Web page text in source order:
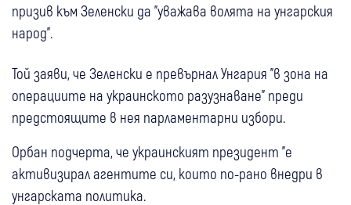
призив към Зеленски да "уважава волята на унгарския
народ".
Той заяви, че Зеленски е превърнал Унгария "в зона на
операциите на украинското разузнаване" преди
предстоящите в нея парламентарни избори.
Орбан подчерта, че украинският президент "е
активизирал агентите си, които по-рано внедри в
унгарската политика.